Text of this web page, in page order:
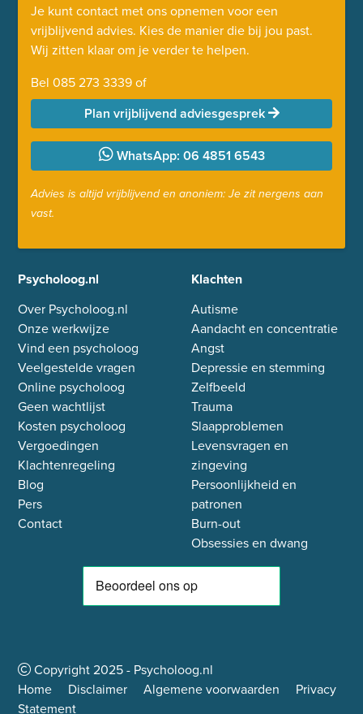
Je kunt contact met ons opnemen voor een
vrijblijvend advies. Kies de manier die bij jou past.
Wij zitten klaar om je verder te helpen.
Bel 085 273 3339of
Plan vrijblijvend adviesgesprek
WhatsApp: 06 4851 6543
Advies is altijd vrijblijvend en anoniem: Je zit nergens aan
vast.
Psycholoog.nl
Over Psycholoog.nl
Onze werkwijze
Vind een psycholoog
Veelgestelde vragen
Online psycholoog
Geen wachtlijst
Kosten psycholoog
Vergoedingen
Klachtenregeling
Blog
Pers
Contact
Klachten
Autisme
Aandacht en concentratie
Angst
Depressie en stemming
Zelfbeeld
Trauma
Slaapproblemen
Levensvragen en
zingeving
Persoonlijkheid en
patronen
Burn-out
Obsessies en dwang
Copyright2025- Psycholoog.nl
Home
Disclaimer Algemene voorwaarden
Privacy
Statement